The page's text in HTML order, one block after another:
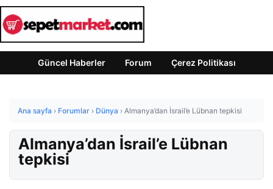
Güncel Haberler Forum Çerez Politikası
Ana sayfa › Forumlar › Dünya › Almanya’dan İsrail’e Lübnan tepkisi
Almanya’dan İsrail’e Lübnan
tepkisi